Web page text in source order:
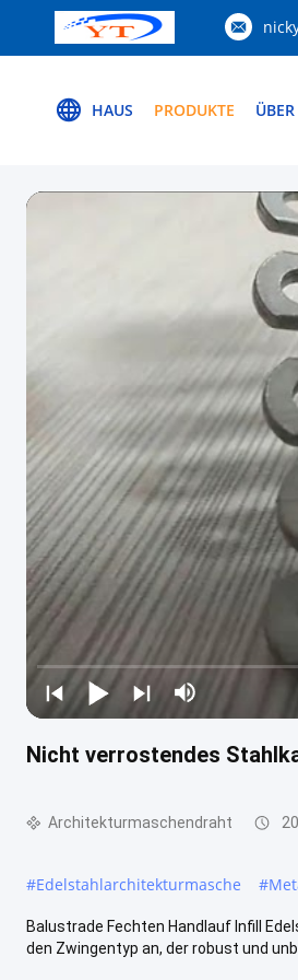
HAUS PRODUKTE
Nicht verrostendes
Architekturmaschendraht
#Edelstahlarchitekturmasche #
Balustrade Fechten Handlauf Infill
den Zwingentyp an, der robust und